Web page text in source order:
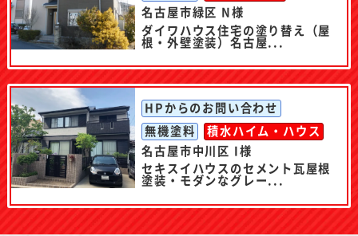
名古屋市緑区 N様
ダイワハウス住宅の塗り替え（屋
根・外壁塗装）名古屋...
HPからのお問い合わせ
無機塗料
積水ハイム・ハウス
名古屋市中川区 I様
セキスイハウスのセメント瓦屋根
塗装・モダンなグレー...